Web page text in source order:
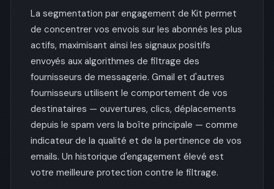
La segmentation par engagement de Kit permet
de concentrer vos envois sur les abonnés les plus
actifs, maximisant ainsi les signaux positifs
envoyés aux algorithmes de filtrage des
fournisseurs de messagerie. Gmail et d'autres
fournisseurs utilisent le comportement de vos
destinataires — ouvertures, clics, déplacements
depuis le spam vers la boîte principale — comme
indicateur de la qualité et de la pertinence de vos
emails. Un historique d'engagement élevé est
votre meilleure protection contre le filtrage.